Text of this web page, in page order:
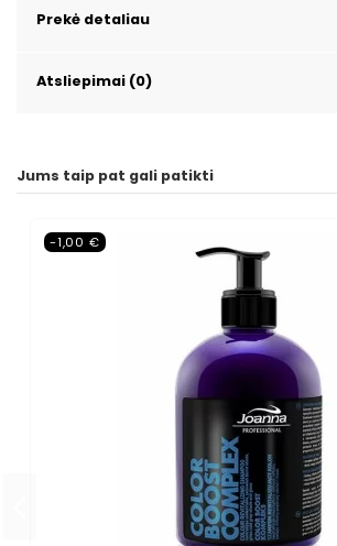
Prekė detaliau
Atsliepimai (0)
Jums taip pat gali patikti
-1,00 €